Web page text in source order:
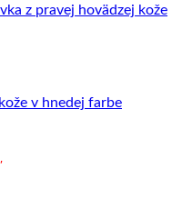
v hnedej farbe